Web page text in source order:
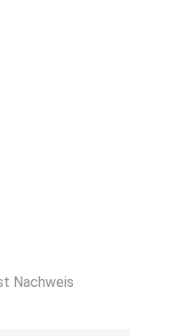
Nachweis